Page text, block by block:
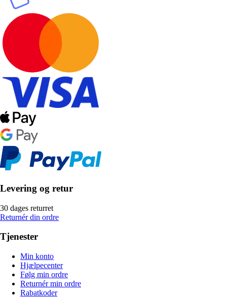
Levering og retur
30 dages returret
Returnér din ordre
Tjenester
Min konto
Hjælpecenter
Følg min ordre
Returnér min ordre
Rabatkoder